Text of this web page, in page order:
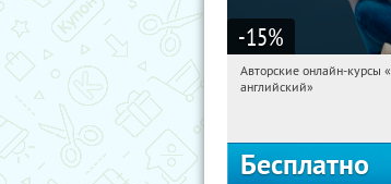
-15%
01:34:32
Авторские онлайн-курсы
английский»
Бесплатно